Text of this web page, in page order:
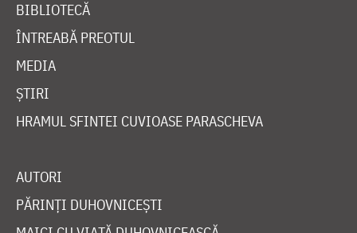
BIBLIOTECĂ
ÎNTREABĂ PREOTUL
MEDIA
ȘTIRI
HRAMUL SFINTEI CUVIOASE PARASCHEVA
AUTORI
PĂRINȚI DUHOVNICEȘTI